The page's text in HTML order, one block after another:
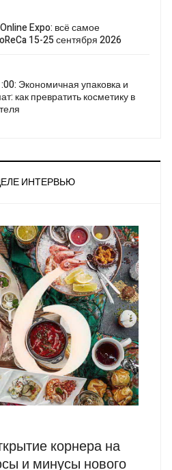
Expo: всё самое
15-25 сентября 2026
Экономичная упаковка и
как превратить косметику в
ИНТЕРВЬЮ
корнера на
и минусы нового